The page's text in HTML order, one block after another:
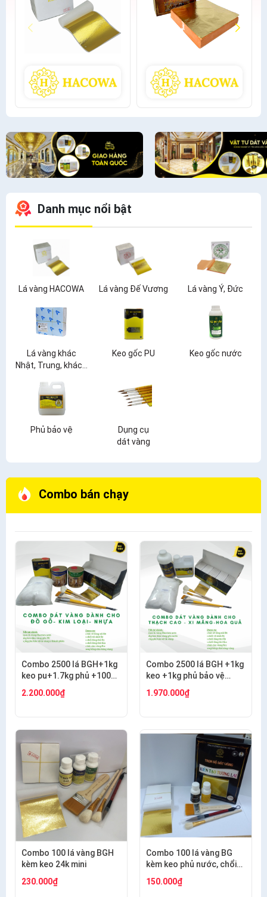
Danh mục nổi bật
Lá vàng HACOWA Lá vàng Đế Vương Lá vàng Ý, Đức
Lá vàng khác
Nhật, Trung, khác...
Keo gốc PU Keo gốc nước
Phủ bảo vệ
Dụng cụ
dát vàng
Combo bán chạy
Combo 2500 lá BGH+1kg
keo pu+1.7kg phủ +100g
ngắn s12+s7 cước
2.200.000₫
Combo 2500 lá BGH +1kg
keo +1kg phủ bảo vệ
cán vàng S12+ nhọn
1.970.000₫
Combo 100 lá vàng BGH
kèm keo 24k mini
230.000₫
Combo 100 lá vàng BG
kèm keo phủ nước, chổi
tạo
150.000₫